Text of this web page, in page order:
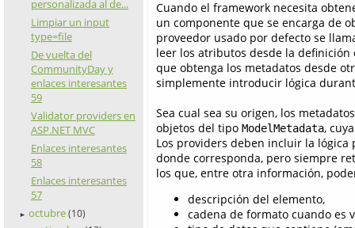
personalizada al de...
Limpiar un input
type=file
De vuelta del
CommunityDay y
enlaces interesantes
59
Validator providers en
ASP.NET MVC
Enlaces interesantes
58
Enlaces interesantes
57
► octubre (10)
Cuando el framework necesita
un componente que se encarga de
proveedor usado por defecto se
leer los atributos desde la
que obtenga los metadatos desde
simplemente introducir lógica
Sea cual sea su origen, los
objetos del tipo ModelMetadata,
Los providers deben incluir la
donde corresponda, pero siempre
los que, entre otra información,
descripción del elemento,
cadena de formato cuando es